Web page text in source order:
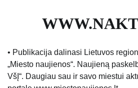
• Publikacija dalinasi Lietuvos
„Miesto naujienos“. Naujieną
VšĮ“. Daugiau sau ir savo miestui